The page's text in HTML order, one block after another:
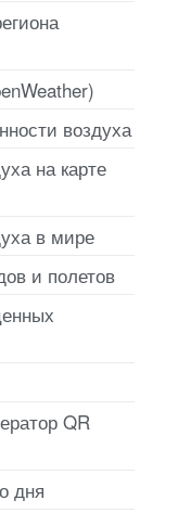
воздуха
на карте
в мире
и полетов
QR
дня